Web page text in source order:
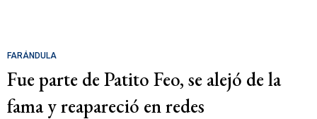
FARÁNDULA
Fue parte de Patito Feo, se alejó de la
fama y reapareció en redes